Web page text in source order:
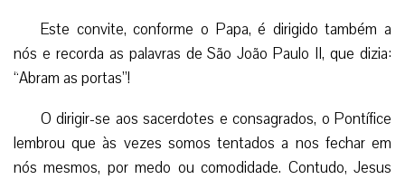
Este convite, conforme o Papa, é dirigido também a
nós e recorda as palavras de São João Paulo II, que dizia:
“Abram as portas”!
O dirigir-se aos sacerdotes e consagrados, o Pontífice
lembrou que às vezes somos tentados a nos fechar em
nós mesmos, por medo ou comodidade. Contudo, Jesus